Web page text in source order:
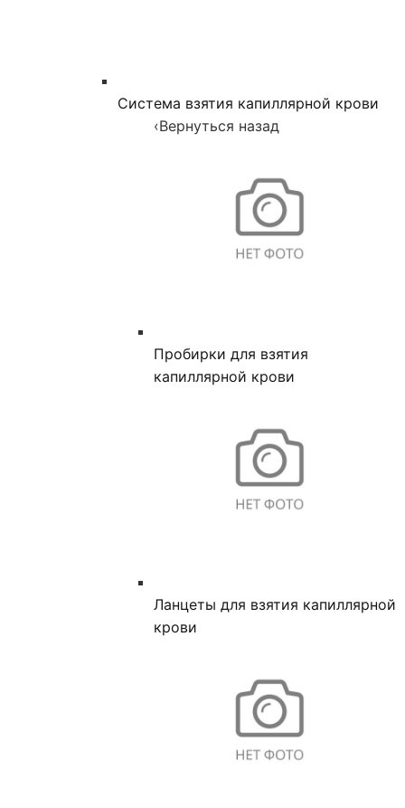
Система взятия капиллярной крови
‹Вернуться назад
Пробирки для взятия
капиллярной крови
Ланцеты для взятия капиллярной
крови